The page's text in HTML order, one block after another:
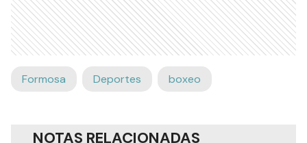
Formosa Deportes boxeo
NOTAS RELACIONADAS